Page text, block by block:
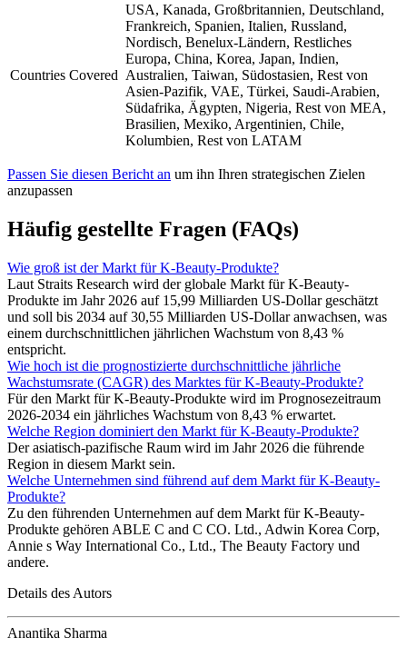
Countries Covered
USA, Kanada, Großbritannien, Deutschland,
Frankreich, Spanien, Italien, Russland,
Nordisch, Benelux-Ländern, Restliches
Europa, China, Korea, Japan, Indien,
Australien, Taiwan, Südostasien, Rest von
Asien-Pazifik, VAE, Türkei, Saudi-Arabien,
Südafrika, Ägypten, Nigeria, Rest von MEA,
Brasilien, Mexiko, Argentinien, Chile,
Kolumbien, Rest von LATAM
Passen Sie diesen Bericht an um ihn Ihren strategischen Zielen
anzupassen
Häufig gestellte Fragen (FAQs)
Wie groß ist der Markt für K-Beauty-Produkte?
Laut Straits Research wird der globale Markt für K-Beauty-
Produkte im Jahr 2026 auf 15,99 Milliarden US-Dollar geschätzt
und soll bis 2034 auf 30,55 Milliarden US-Dollar anwachsen, was
einem durchschnittlichen jährlichen Wachstum von 8,43 %
entspricht.
Wie hoch ist die prognostizierte durchschnittliche jährliche
Wachstumsrate (CAGR) des Marktes für K-Beauty-Produkte?
Für den Markt für K-Beauty-Produkte wird im Prognosezeitraum
2026-2034 ein jährliches Wachstum von 8,43 % erwartet.
Welche Region dominiert den Markt für K-Beauty-Produkte?
Der asiatisch-pazifische Raum wird im Jahr 2026 die führende
Region in diesem Markt sein.
Welche Unternehmen sind führend auf dem Markt für K-Beauty-
Produkte?
Zu den führenden Unternehmen auf dem Markt für K-Beauty-
Produkte gehören ABLE C and C CO. Ltd., Adwin Korea Corp,
Annie s Way International Co., Ltd., The Beauty Factory und
andere.
Details des Autors
Anantika Sharma